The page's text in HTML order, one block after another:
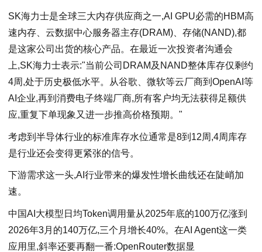
SK海力士是全球三大内存供应商之一,AI GPU必需的HBM高
速内存、云数据中心服务器主存(DRAM)、存储(NAND),都
是这家公司出货的核心产品。在最近一次投资者沟通会
上,SK海力士表示:"当前公司DRAM及NAND整体库存仅剩约
4周,处于历史极低水平。从谷歌、微软等云厂商到OpenAI等
AI企业,再到消费电子终端厂商,所有客户均无法获得足额供
应,重复下单现象又进一步推高价格预期。"
考虑到半导体行业的标准库存水位通常是8到12周,4周库存
是行业还会变得更紧张的信号。
下游需求这一头,AI行业带来的爆发性增长曲线还在陡峭加
速。
中国AI大模型日均Token调用量从2025年底的100万亿涨到
2026年3月的140万亿,三个月增长40%。在AI Agent这一类
应用里,斜率还要再翻一番:OpenRouter数据显